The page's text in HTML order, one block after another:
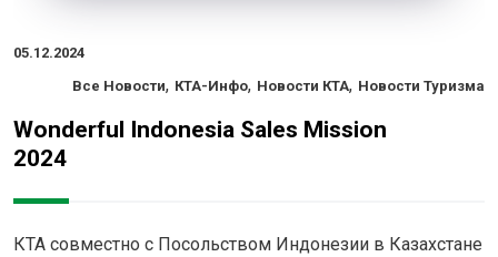
05.12.2024
Все Новости, КТА-Инфо, Новости КТА, Новости Туризма
Wonderful Indonesia Sales Mission
2024
КТА совместно с Посольством Индонезии в Казахстане